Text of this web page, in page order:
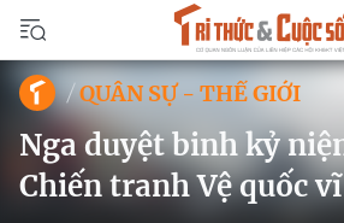
QUÂN SỰ - THẾ GIỚI
Nga duyệt binh kỷ
Chiến tranh Vệ quốc